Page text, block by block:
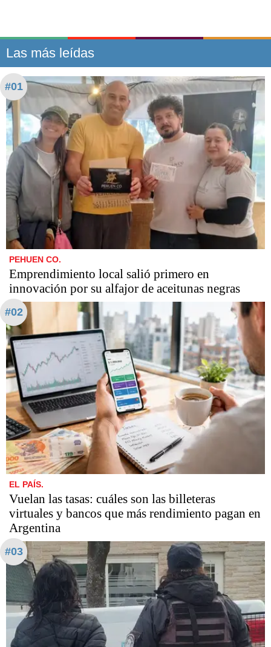
Las más leídas
#01
PEHUEN CO.
Emprendimiento local salió primero en
innovación por su alfajor de aceitunas negras
#02
EL PAÍS.
Vuelan las tasas: cuáles son las billeteras
virtuales y bancos que más rendimiento pagan en
Argentina
#03